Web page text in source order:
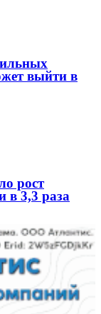
выйти в
рост
в 3,3 раза